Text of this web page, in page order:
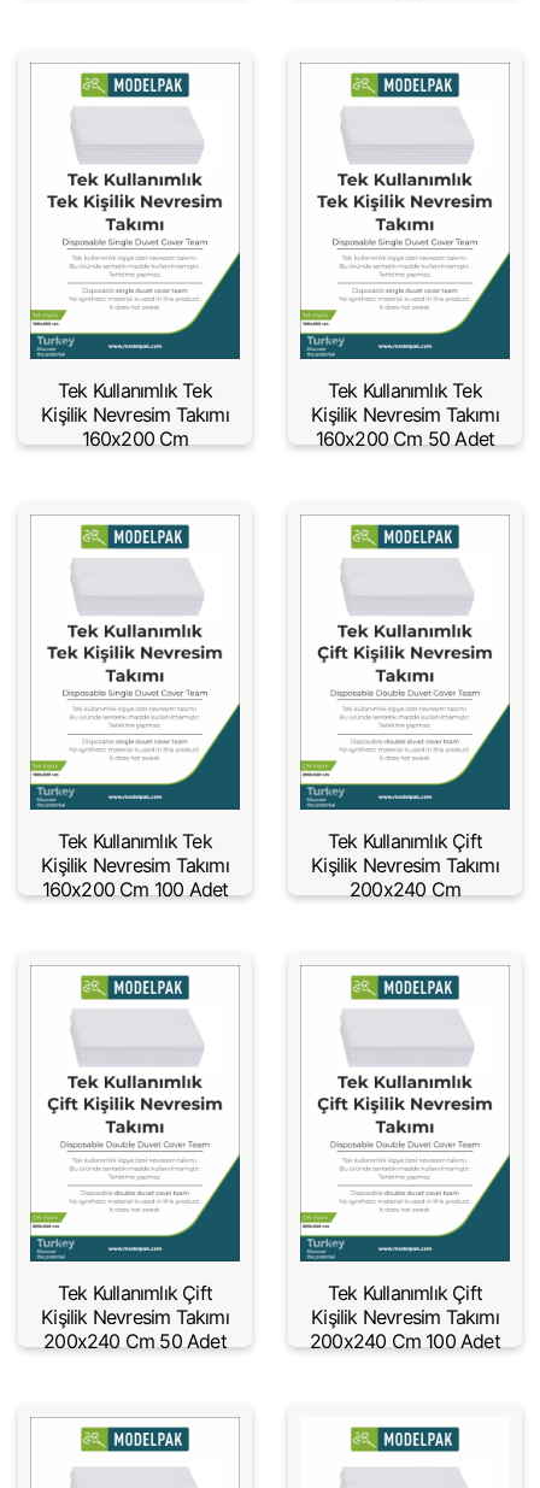
Tek Kullanımlık Tek
Kişilik Nevresim Takımı
160x200 Cm
Tek Kullanımlık Tek
Kişilik Nevresim Takımı
160x200 Cm 50 Adet
Tek Kullanımlık Tek
Kişilik Nevresim Takımı
160x200 Cm 100 Adet
Tek Kullanımlık Çift
Kişilik Nevresim Takımı
200x240 Cm
Tek Kullanımlık Çift
Kişilik Nevresim Takımı
200x240 Cm 50 Adet
Tek Kullanımlık Çift
Kişilik Nevresim Takımı
200x240 Cm 100 Adet